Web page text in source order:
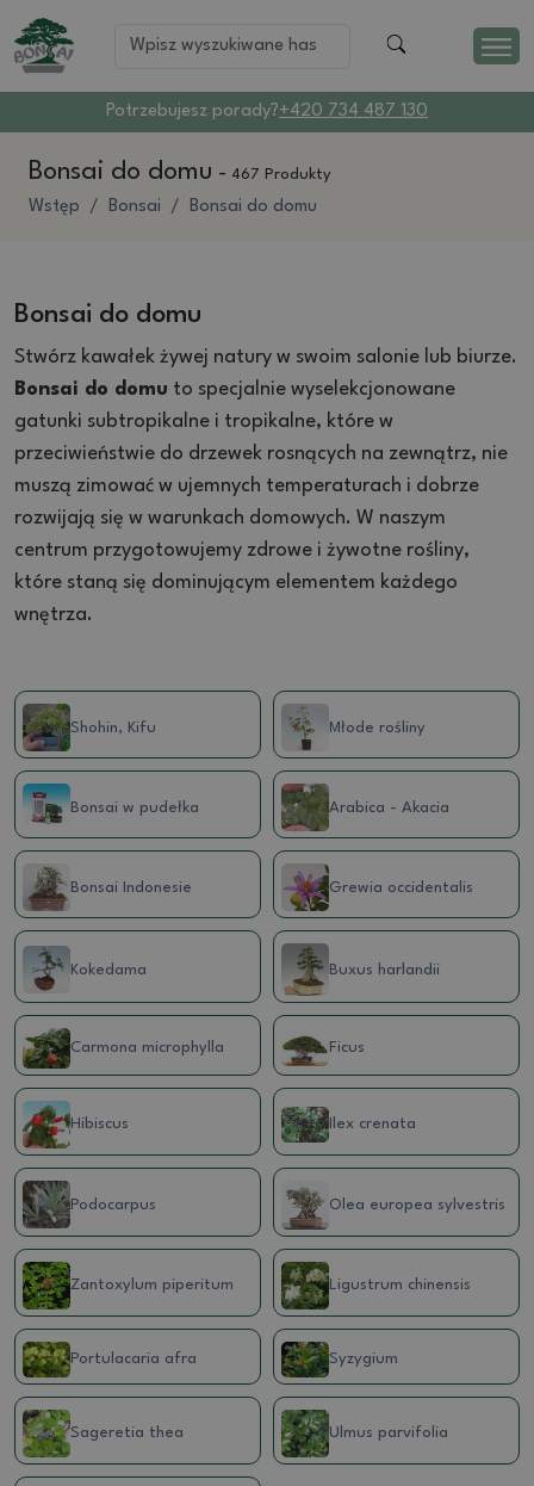
Potrzebujesz porady?+420 734 487 130
Bonsai do domu - 467 Produkty
Wstęp Bonsai Bonsai do domu
Bonsai do domu
Stwórz kawałek żywej natury w swoim salonie lub biurze.
Bonsai do domu to specjalnie wyselekcjonowane
gatunki subtropikalne i tropikalne, które w
przeciwieństwie do drzewek rosnących na zewnątrz, nie
muszą zimować w ujemnych temperaturach i dobrze
rozwijają się w warunkach domowych. W naszym
centrum przygotowujemy zdrowe i żywotne rośliny,
które staną się dominującym elementem każdego
wnętrza.
Shohin, Kifu Młode rośliny
Bonsai w pudełka Arabica - Akacia
Bonsai Indonesie Grewia occidentalis
Kokedama Buxus harlandii
Carmona microphylla Ficus
Hibiscus Ilex crenata
Podocarpus Olea europea sylvestris
Zantoxylum piperitum Ligustrum chinensis
Portulacaria afra Syzygium
Sageretia thea Ulmus parvifolia